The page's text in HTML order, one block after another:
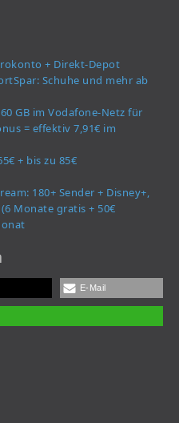
+ Direkt-Depot
Schuhe und mehr ab
GB im Vodafone-Netz für
= effektiv 7,91€ im
+ bis zu 85€
180+ Sender + Disney+,
Monate gratis + 50€
E-Mail